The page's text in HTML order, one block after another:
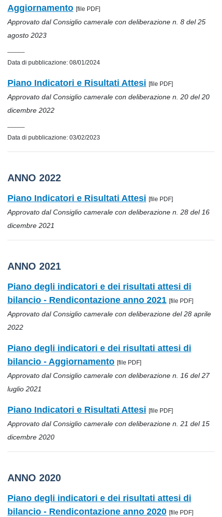
Aggiornamento [file PDF]
Approvato dal Consiglio camerale con deliberazione n. 8 del 25
agosto 2023
Data di pubblicazione: 08/01/2024
Piano Indicatori e Risultati Attesi [file PDF]
Approvato dal Consiglio camerale con deliberazione n. 20 del 20
dicembre 2022
Data di pubblicazione: 03/02/2023
ANNO 2022
Piano Indicatori e Risultati Attesi [file PDF]
Approvato dal Consiglio camerale con deliberazione n. 28 del 16
dicembre 2021
ANNO 2021
Piano degli indicatori e dei risultati attesi di
bilancio - Rendicontazione anno 2021 [file PDF]
Approvato dal Consiglio camerale con deliberazione del 28 aprile
2022
Piano degli indicatori e dei risultati attesi di
bilancio - Aggiornamento [file PDF]
Approvato dal Consiglio camerale con deliberazione n. 16 del 27
luglio 2021
Piano Indicatori e Risultati Attesi [file PDF]
Approvato dal Consiglio camerale con deliberazione n. 21 del 15
dicembre 2020
ANNO 2020
Piano degli indicatori e dei risultati attesi di
bilancio - Rendicontazione anno 2020 [file PDF]